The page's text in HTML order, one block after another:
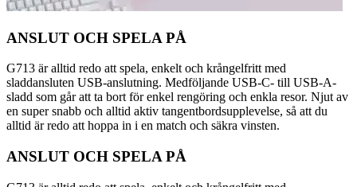
ANSLUT OCH SPELA PÅ
G713 är alltid redo att spela, enkelt och krångelfritt med
sladdansluten USB-anslutning. Medföljande USB-C- till USB-A-
sladd som går att ta bort för enkel rengöring och enkla resor. Njut av
en super snabb och alltid aktiv tangentbordsupplevelse, så att du
alltid är redo att hoppa in i en match och säkra vinsten.
ANSLUT OCH SPELA PÅ